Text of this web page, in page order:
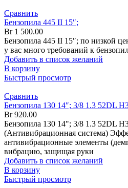
Сравнить
Бензопила 445 II 15″;
Br1 500.00
Бензопила 445 II 15″; по низкой
у вас много требований к
Добавить в список желаний
В корзину
Быстрый просмотр
Сравнить
Бензопила 130 14″; 3/8 1.3 52DL
Br920.00
Бензопила 130 14"; 3/8 1.3 52DL
(Антивибрационная система)
антивибрационные элементы
вибрацию, защищая руки
Добавить в список желаний
В корзину
Быстрый просмотр